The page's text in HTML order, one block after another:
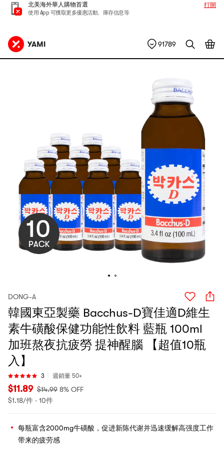
北美海外華人購物首選
使用 App 可獲取更多優惠活動、庫存信息等
打開
91789
DONG-A
韓國東亞製藥 Bacchus-D寶佳適D維生
素牛磺酸保健功能性飲料 藍瓶 100ml
加班熬夜抗疲勞 提神醒腦 【超值10瓶
入】
3 週銷量 50+
$11.89 $14.99 8% OFF
$1.18/件 · 10件
每瓶富含2000mg牛磺酸，促进新陈代谢并迅速缓解高强度工作
带来的疲劳感